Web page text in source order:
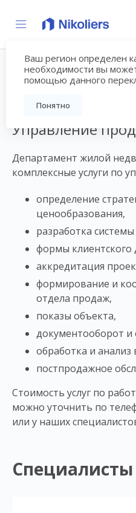
Ваш регион определен
необходимости вы
помощью данного
Понятно
Управление
Департамент жилой
комплексные услуги по
определение
ценообразования,
разработка
формы клиентского
аккредитация
формирование и
отдела продаж,
показы объекта,
документооборот и
обработка и
постпродажное
Стоимость услуг по
можно уточнить по
или у наших
Специалисты